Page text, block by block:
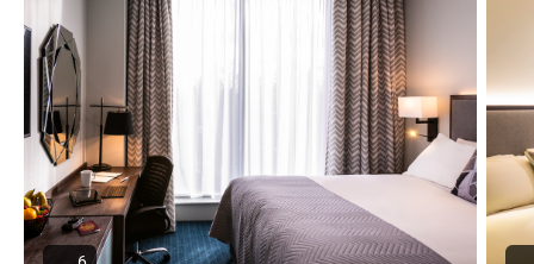
del Gravity Smart Campus (sede de la planta de baterías
Agratas). Bridgwater es un importante centro económico
del sudoeste.
Damian Kaye, Gestión hotelera